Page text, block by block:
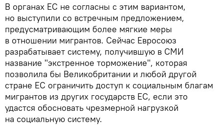
В органах ЕС не согласны с этим вариантом,
но выступили со встречным предложением,
предусматривающим более мягкие меры
в отношении мигрантов. Сейчас Евросоюз
разрабатывает систему, получившую в СМИ
название "экстренное торможение", которая
позволила бы Великобритании и любой другой
стране ЕС ограничить доступ к социальным благам
мигрантов из других государств ЕС, если это
удастся обосновать чрезмерной нагрузкой
на социальную систему.